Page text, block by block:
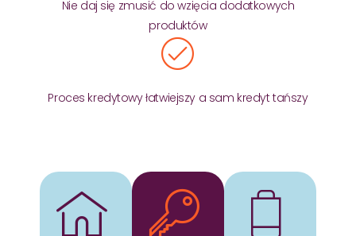
Nie daj się zmusić do wzięcia dodatkowych
produktów
Proces kredytowy łatwiejszy a sam kredyt tańszy